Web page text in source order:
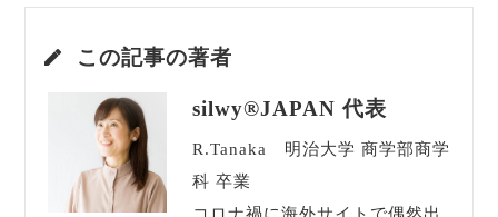
この記事の著者
silwy®JAPAN 代表
R.Tanaka 明治大学 商学部商学
科 卒業